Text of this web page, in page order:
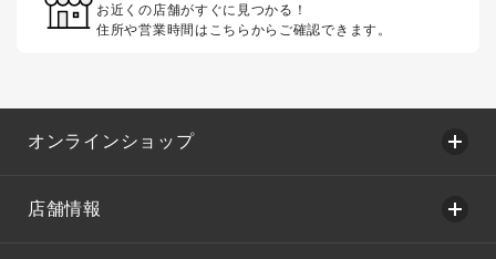
お近くの店舗がすぐに見つかる！
住所や営業時間はこちらからご確認できます。
オンラインショップ
店舗情報